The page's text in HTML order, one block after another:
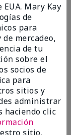
Oates,
Mary Kay
de
para
mercadeo,
de tu
sobre el
socios de
para
sitios y
administrar
haciendo clic
sitio,